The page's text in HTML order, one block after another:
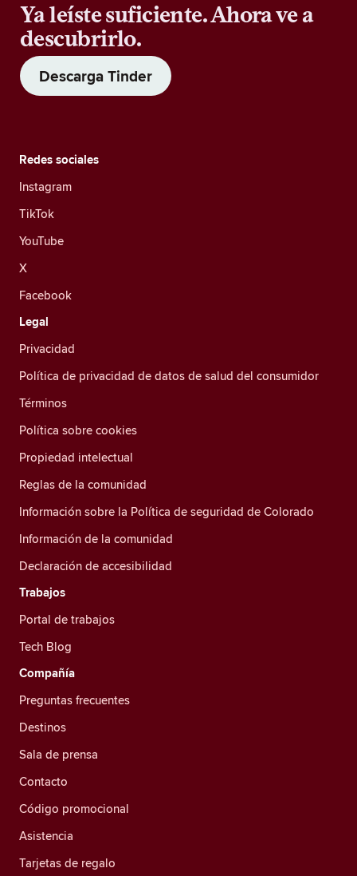
Ya leíste suficiente. Ahora ve a
descubrirlo.
Descarga Tinder
Redes sociales
Instagram
TikTok
YouTube
X
Facebook
Legal
Privacidad
Política de privacidad de datos de salud del consumidor
Términos
Política sobre cookies
Propiedad intelectual
Reglas de la comunidad
Información sobre la Política de seguridad de Colorado
Información de la comunidad
Declaración de accesibilidad
Trabajos
Portal de trabajos
Tech Blog
Compañía
Preguntas frecuentes
Destinos
Sala de prensa
Contacto
Código promocional
Asistencia
Tarjetas de regalo